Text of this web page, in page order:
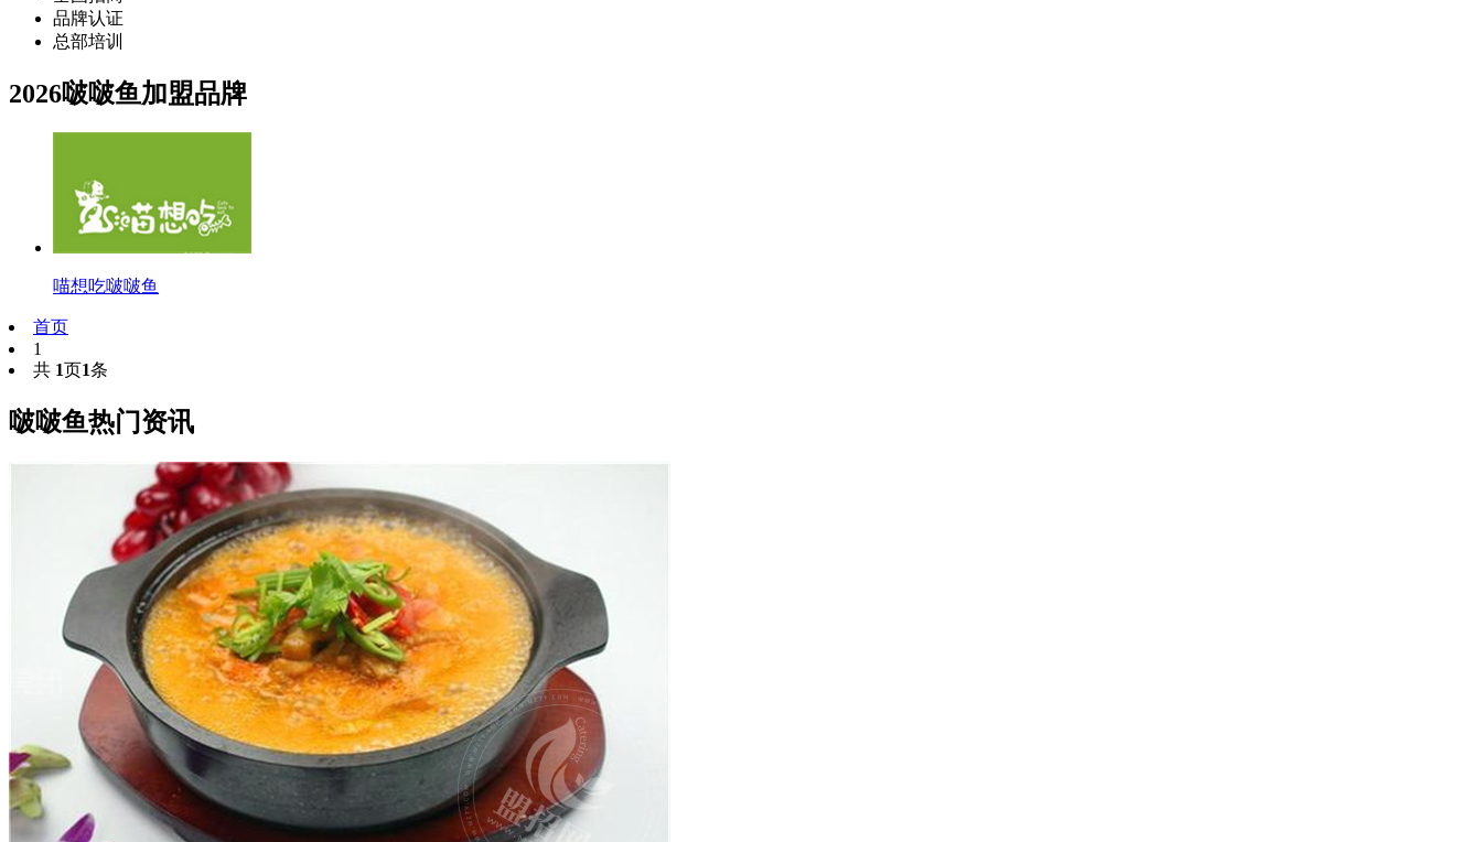
品牌认证
总部培训
2026啵啵鱼加盟品牌
喵想吃啵啵鱼
首页
1
共 1页1条
啵啵鱼热门资讯